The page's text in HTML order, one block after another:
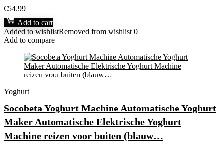
€54.99
Add to cart
Added to wishlistRemoved from wishlist 0
Add to compare
Yoghurt
Socobeta Yoghurt Machine Automatische Yoghurt
Maker Automatische Elektrische Yoghurt
Machine reizen voor buiten (blauw…